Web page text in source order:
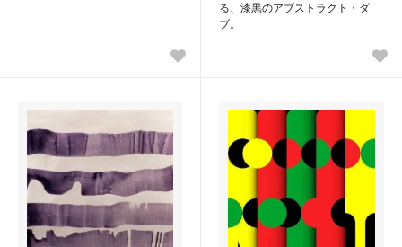
る、漆黒のアブストラクト・ダ
ブ。